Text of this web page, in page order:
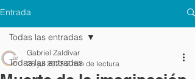
Entrada
Todas las entradas
Todas las entradas
Gabriel Zaldívar
26 jul 2023 2 min de lectura